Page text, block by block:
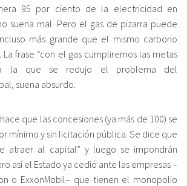
95 por ciento de la electricidad en
suena mal. Pero el gas de pizarra puede
más grande que el mismo carbono
La frase “con el gas cumpliremos las metas
a la que se redujo el problema del
suena absurdo.
que las concesiones (ya más de 100) se
mínimo y sin licitación pública. Se dice que
atraer al capital” y luego se impondrán
así el Estado ya cedió ante las empresas –
o ExxonMobil– que tienen el monopolio